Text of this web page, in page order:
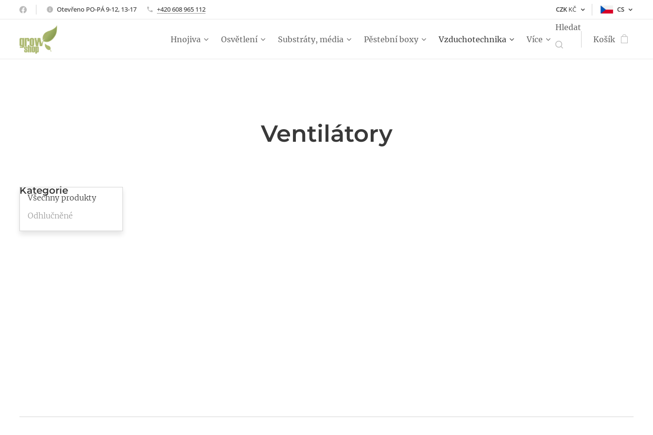
Otevřeno PO-PÁ 9-12, 13-17 +420 608 965 112 CZK KČ CS
Hnojiva Osvětlení Substráty, média Pěstební boxy Vzduchotechnika Více
Hledat
Košík
Ventilátory
Kategorie
Všechny produkty
Odhlučněné